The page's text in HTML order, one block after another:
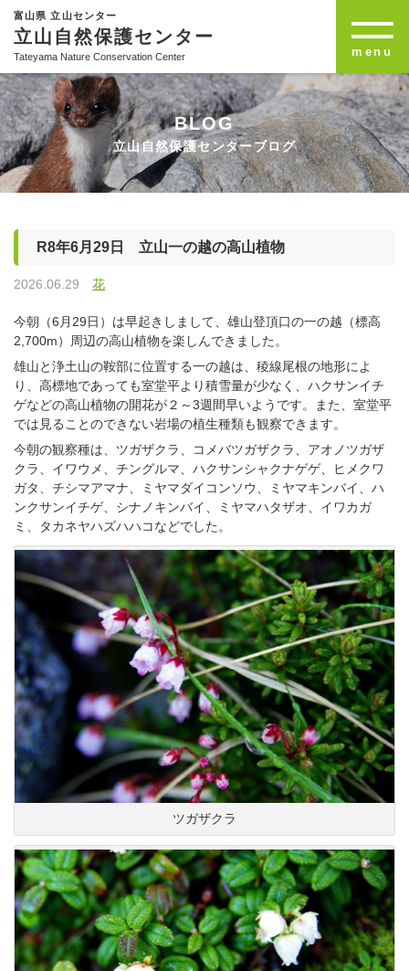
富山県 立山センター
立山自然保護センター
Tateyama Nature Conservation Center menu
BLOG
立山自然保護センターブログ
R8年6月29日 立山一の越の高山植物
2026.06.29 花
今朝（6月29日）は早起きしまして、雄山登頂口の一の越（標高
2,700m）周辺の高山植物を楽しんできました。
雄山と浄土山の鞍部に位置する一の越は、稜線尾根の地形によ
り、高標地であっても室堂平より積雪量が少なく、ハクサンイチ
ゲなどの高山植物の開花が２～3週間早いようです。また、室堂平
では見ることのできない岩場の植生種類も観察できます。
今朝の観察種は、ツガザクラ、コメバツガザクラ、アオノツガザ
クラ、イワウメ、チングルマ、ハクサンシャクナゲゲ、ヒメクワ
ガタ、チシマアマナ、ミヤマダイコンソウ、ミヤマキンバイ、ハ
ンクサンイチゲ、シナノキンバイ、ミヤマハタザオ、イワカガ
ミ、タカネヤハズハハコなどでした。
ツガザクラ